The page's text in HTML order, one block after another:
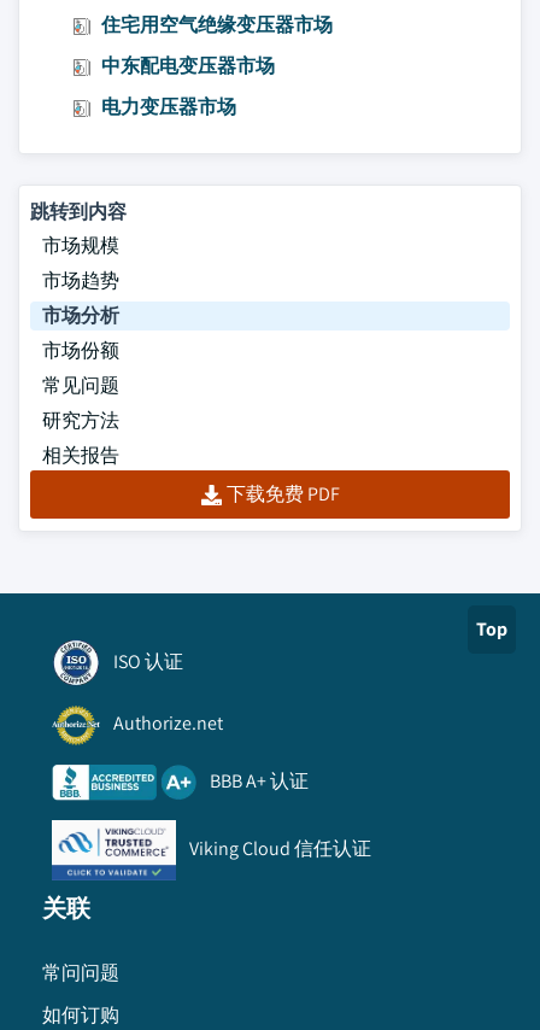
住宅用空气绝缘变压器市场
中东配电变压器市场
电力变压器市场
跳转到内容
市场规模
市场趋势
市场分析
市场份额
常见问题
研究方法
相关报告
下载免费 PDF
Top
ISO 认证
Authorize.net
BBB A+ 认证
Viking Cloud 信任认证
关联
常问问题
如何订购